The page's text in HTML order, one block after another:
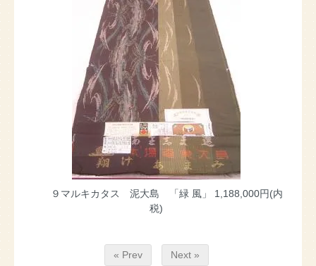
９マルキカタス 泥大島 「緑 風」
1,188,000円(内
税)
« Prev Next »